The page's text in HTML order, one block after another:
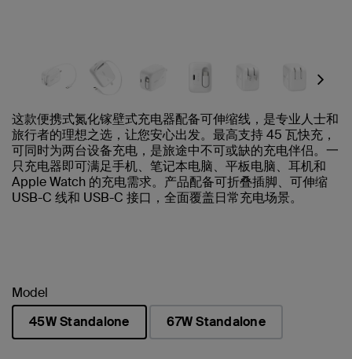
Next
这款便携式氮化镓壁式充电器配备可伸缩线，是专业人士和
旅行者的理想之选，让您安心出发。最高支持 45 瓦快充，
可同时为两台设备充电，是旅途中不可或缺的充电伴侣。一
只充电器即可满足手机、笔记本电脑、平板电脑、耳机和
Apple Watch 的充电需求。产品配备可折叠插脚、可伸缩
USB-C 线和 USB-C 接口，全面覆盖日常充电场景。
Model
45W Standalone
67W Standalone